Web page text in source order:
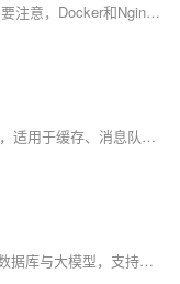
以上就是在Docker环境下部署Nginx的步骤。需要注意，Docker和Nginix都有很多高级用法和细节需要掌握，以上只是一个基础入门级别的教程。如果你想要更深入地学习和使用它们，请参考官方文档或者其他专业书籍。
Redis是高性能内存数据库，支持多种数据结构，适用于缓存、消息队列等场景。本文介绍如何通过Docker快速拉取轩辕镜像并部署Redis，涵盖快速启动、持久化存储及docker-compose配置，助力开发者高效搭建稳定服务。
RAGFlow是开源的下一代RAG系统，融合向量数据库与大模型，支持全文检索、插件化引擎切换，适用于企业知识库、智能客服等场景。支持Docker一键部署，提供轻量与完整版本，助力高效搭建私有化AI问答平台。